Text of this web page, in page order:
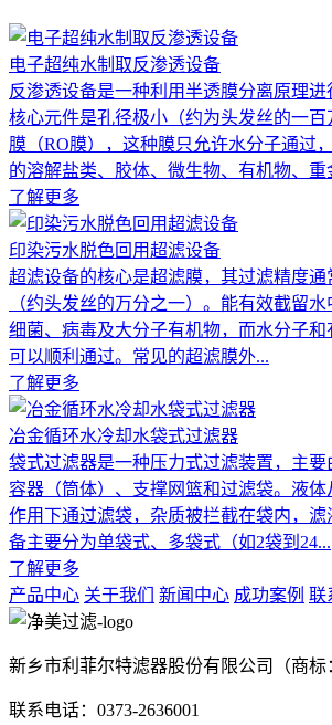
电子超纯水制取反渗透设备
反渗透设备是一种利用半透膜分离原理
核心元件是孔径极小（约为头发丝的一
膜（RO膜），这种膜只允许水分子通过
的溶解盐类、胶体、微生物、有机物、重
了解更多
印染污水脱色回用超滤设备
超滤设备的核心是超滤膜，其过滤精度通
（约头发丝的万分之一）。能有效截留水
细菌、病毒及大分子有机物，而水分子和
可以顺利通过。常见的超滤膜外...
了解更多
冶金循环水冷却水袋式过滤器
袋式过滤器是一种压力式过滤装置，主
容器（筒体）、支撑网篮和过滤袋。液
作用下通过滤袋，杂质被拦截在袋内，
备主要分为单袋式、多袋式（如2袋到24...
了解更多
产品中心 关于我们 新闻中心 成功案例 联
新乡市利菲尔特滤器股份有限公司（商标
联系电话：0373-2636001